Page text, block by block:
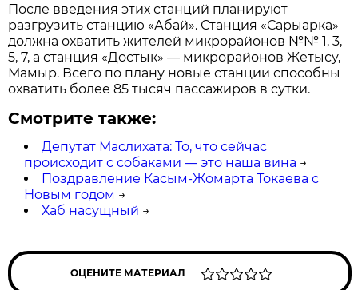
После введения этих станций планируют
разгрузить станцию «Абай». Станция «Сарыарка»
должна охватить жителей микрорайонов №№ 1, 3,
5, 7, а станция «Достык» — микрорайонов Жетысу,
Мамыр. Всего по плану новые станции способны
охватить более 85 тысяч пассажиров в сутки.
Смотрите также:
Депутат Маслихата: То, что сейчас
происходит с собаками — это наша вина →
Поздравление Касым-Жомарта Токаева с
Новым годом →
Хаб насущный →
ОЦЕНИТЕ МАТЕРИАЛ